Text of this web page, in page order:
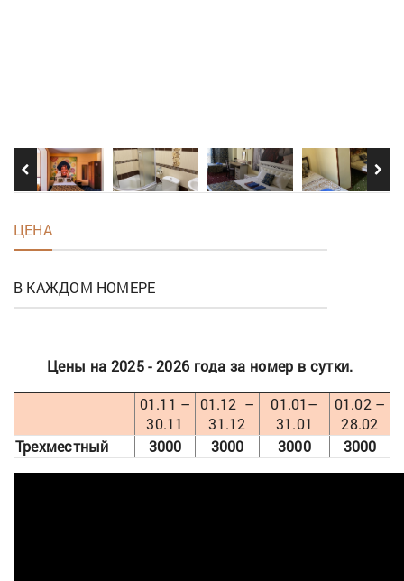
ЦЕНА
В КАЖДОМ НОМЕРЕ
Цены на 2025 - 2026 года за номер в сутки.
01.11 –
30.11
01.12 –
31.12
01.01–
31.01
01.02 –
28.02
Трехместный
3000 3000 3000 3000